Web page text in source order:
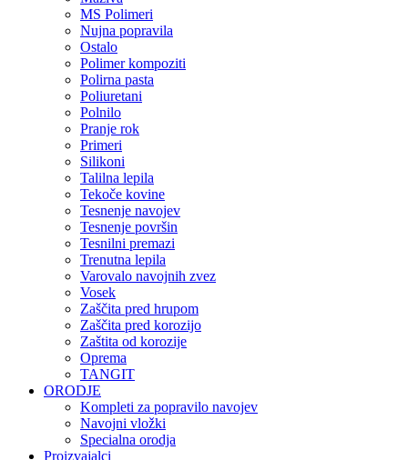
MS Polimeri
Nujna popravila
Ostalo
Polimer kompoziti
Polirna pasta
Poliuretani
Polnilo
Pranje rok
Primeri
Silikoni
Talilna lepila
Tekoče kovine
Tesnenje navojev
Tesnenje površin
Tesnilni premazi
Trenutna lepila
Varovalo navojnih zvez
Vosek
Zaščita pred hrupom
Zaščita pred korozijo
Zaštita od korozije
Oprema
TANGIT
ORODJE
Kompleti za popravilo navojev
Navojni vložki
Specialna orodja
Proizvajalci